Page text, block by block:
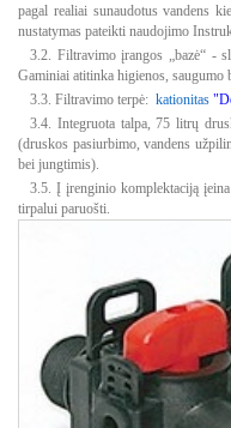
pagal realiai sunaudotus vandens
nustatymas pateikti naudojimo
3.2. Filtravimo įrangos „bazė“ -
Gaminiai atitinka higienos, saugumo
3.3. Filtravimo terpė: kationitas
3.4. Integruota talpa, 75 litrų
(druskos pasiurbimo, vandens
bei jungtimis).
3.5. Į įrenginio komplektaciją
tirpalui paruošti.